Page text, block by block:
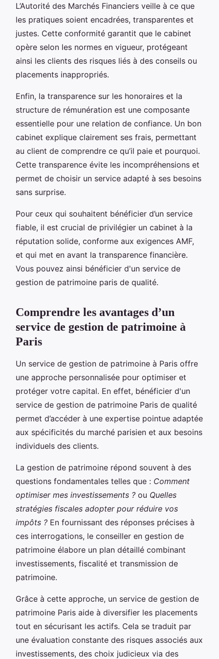
L’Autorité des Marchés Financiers veille à ce que
les pratiques soient encadrées, transparentes et
justes. Cette conformité garantit que le cabinet
opère selon les normes en vigueur, protégeant
ainsi les clients des risques liés à des conseils ou
placements inappropriés.
Enfin, la transparence sur les honoraires et la
structure de rémunération est une composante
essentielle pour une relation de confiance. Un bon
cabinet explique clairement ses frais, permettant
au client de comprendre ce qu’il paie et pourquoi.
Cette transparence évite les incompréhensions et
permet de choisir un service adapté à ses besoins
sans surprise.
Pour ceux qui souhaitent bénéficier d’un service
fiable, il est crucial de privilégier un cabinet à la
réputation solide, conforme aux exigences AMF,
et qui met en avant la transparence financière.
Vous pouvez ainsi bénéficier d'un service de
gestion de patrimoine paris de qualité.
Comprendre les avantages d’un
service de gestion de patrimoine à
Paris
Un service de gestion de patrimoine à Paris offre
une approche personnalisée pour optimiser et
protéger votre capital. En effet, bénéficier d'un
service de gestion de patrimoine Paris de qualité
permet d’accéder à une expertise pointue adaptée
aux spécificités du marché parisien et aux besoins
individuels des clients.
La gestion de patrimoine répond souvent à des
questions fondamentales telles que : Comment
optimiser mes investissements ? ou Quelles
stratégies fiscales adopter pour réduire vos
impôts ? En fournissant des réponses précises à
ces interrogations, le conseiller en gestion de
patrimoine élabore un plan détaillé combinant
investissements, fiscalité et transmission de
patrimoine.
Grâce à cette approche, un service de gestion de
patrimoine Paris aide à diversifier les placements
tout en sécurisant les actifs. Cela se traduit par
une évaluation constante des risques associés aux
investissements, des choix judicieux via des